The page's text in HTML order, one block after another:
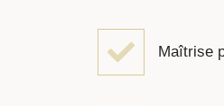
Maîtrise